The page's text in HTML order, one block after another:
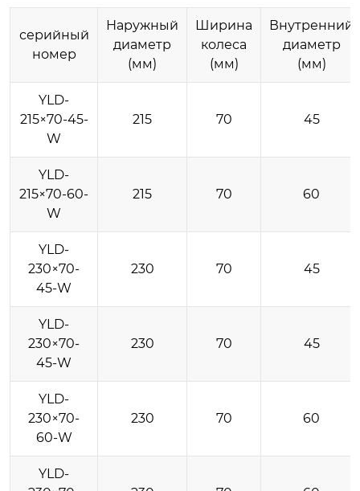
серийный
номер
Наружный
диаметр
(мм)
Ширина
колеса
(мм)
Внутренний
диаметр
(мм)
YLD-
215×70-45-
W
215 70 45
YLD-
215×70-60-
W
215 70 60
YLD-
230×70-
45-W
230 70 45
YLD-
230×70-
45-W
230 70 45
YLD-
230×70-
60-W
230 70 60
YLD-